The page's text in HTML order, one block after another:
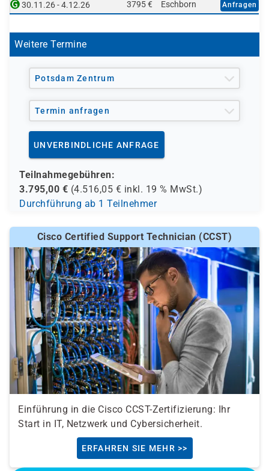
30.11.26 - 4.12.26 3795 € Eschborn Anfragen
Weitere Termine
Potsdam Zentrum
Termin anfragen
UNVERBINDLICHE ANFRAGE
Teilnahmegebühren:
3.795,00 € (4.516,05 € inkl. 19 % MwSt.)
Durchführung ab 1 Teilnehmer
Cisco Certified Support Technician (CCST)
Einführung in die Cisco CCST-Zertifizierung: Ihr
Start in IT, Netzwerk und Cybersicherheit.
ERFAHREN SIE MEHR >>